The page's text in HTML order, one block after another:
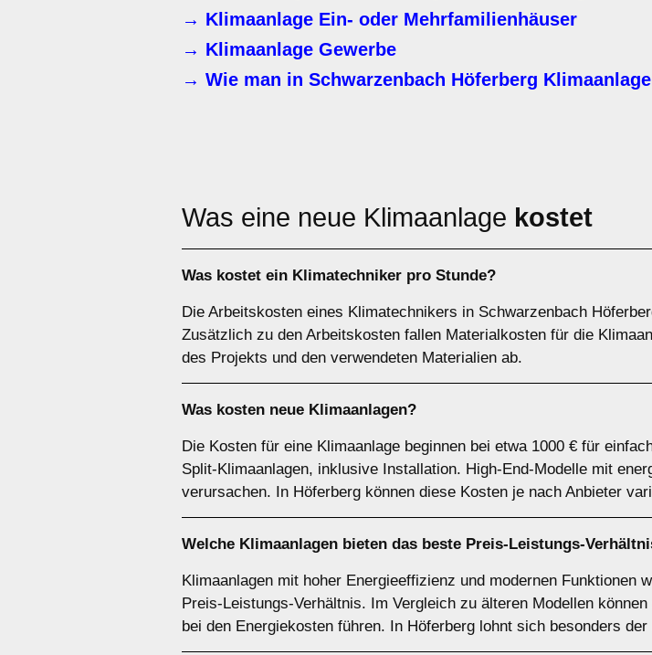
→ Klimaanlage Ein- oder Mehrfamilienhäuser
→ Klimaanlage Gewerbe
→ Wie man in Schwarzenbach Höferberg
Was eine neue Klimaanlage kostet
Was kostet ein Klimatechniker pro Stunde?
Die Arbeitskosten eines Klimatechnikers in Schwarzenbach
Zusätzlich zu den Arbeitskosten fallen Materialkosten für die
des Projekts und den verwendeten Materialien ab.
Was kosten neue Klimaanlagen?
Die Kosten für eine Klimaanlage beginnen bei etwa 1000 € für
Split-Klimaanlagen, inklusive Installation. High-End-Modelle mit
verursachen. In Höferberg können diese Kosten je nach Anbieter
Welche Klimaanlagen bieten das beste Preis-Leistungs-
Klimaanlagen mit hoher Energieeffizienz und modernen Funktionen
Preis-Leistungs-Verhältnis. Im Vergleich zu älteren Modellen
bei den Energiekosten führen. In Höferberg lohnt sich besonders